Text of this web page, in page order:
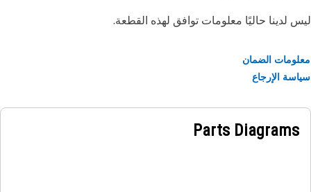
لدينا حاليًا معلومات توافق لهذه القطعة.
الضمان
الإرجاع
Parts Diagrams